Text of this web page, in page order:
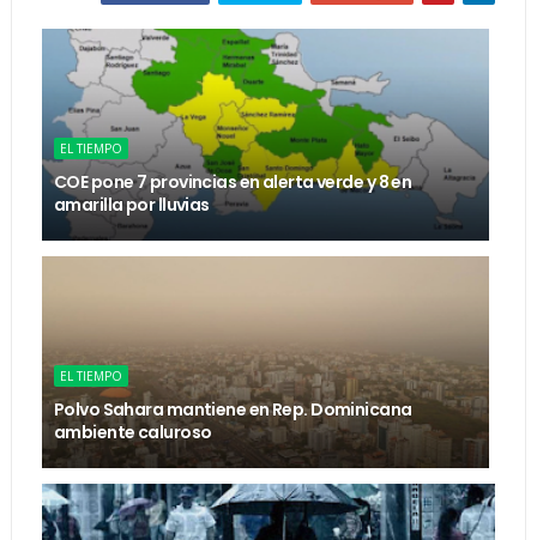
EL TIEMPO
COE pone 7 provincias en alerta verde y 8 en
amarilla por lluvias
EL TIEMPO
Polvo Sahara mantiene en Rep. Dominicana
ambiente caluroso